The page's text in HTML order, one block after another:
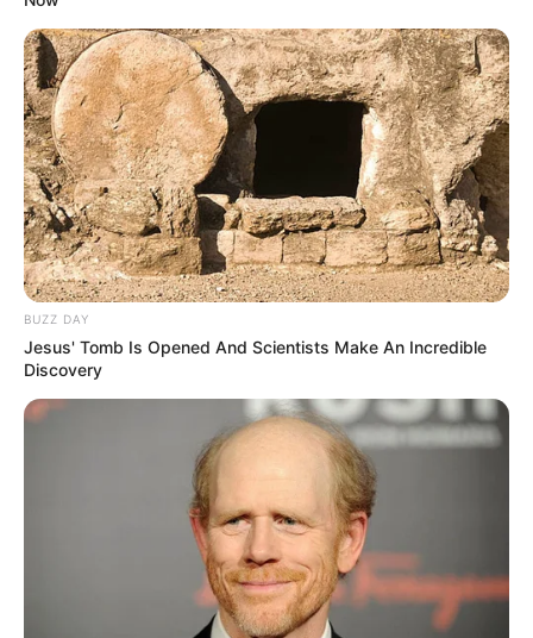
BUZZ DAY
Jesus' Tomb Is Opened And Scientists Make An Incredible
Discovery